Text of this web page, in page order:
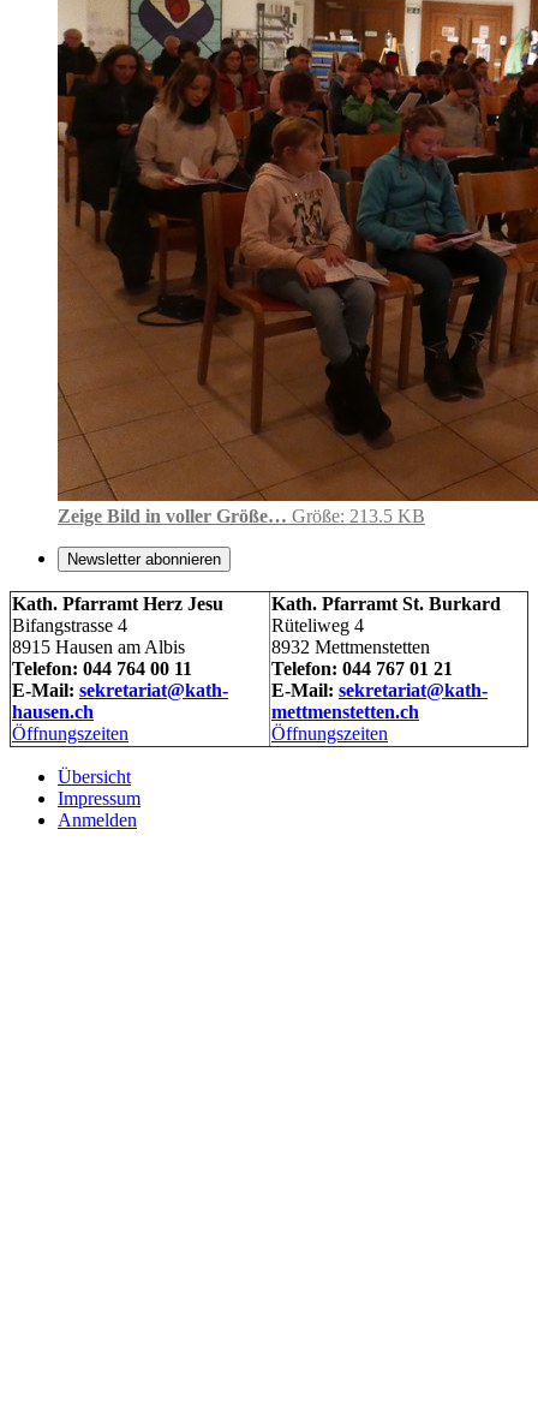
Zeige Bild in voller Größe… Größe: 213.5 KB
Newsletter abonnieren
Kath. Pfarramt Herz Jesu
Bifangstrasse 4
8915 Hausen am Albis
Telefon: 044 764 00 11
E-Mail: sekretariat@kath-
hausen.ch
Öffnungszeiten
Kath. Pfarramt St. Burkard
Rüteliweg 4
8932 Mettmenstetten
Telefon: 044 767 01 21
E-Mail: sekretariat@kath-
mettmenstetten.ch
Öffnungszeiten
Übersicht
Impressum
Anmelden